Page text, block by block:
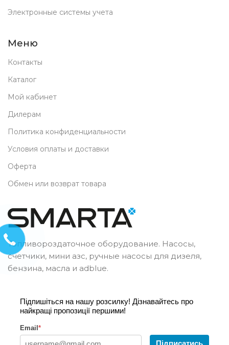
Электронные системы учета
Меню
Контакты
Каталог
Мой кабинет
Дилерам
Политика конфиденциальности
Условия оплаты и доставки
Оферта
Обмен или возврат товара
Топливороздаточное оборудование. Насосы,
счетчики, мини азс, ручные насосы для дизеля,
бензина, масла и adblue.
Підпишіться на нашу розсилку! Дізнавайтесь про
найкращі пропозиції першими!
Email *